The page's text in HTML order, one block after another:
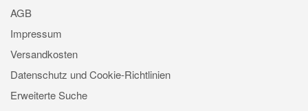
AGB
Impressum
Versandkosten
Datenschutz und Cookie-Richtlinien
Erweiterte Suche